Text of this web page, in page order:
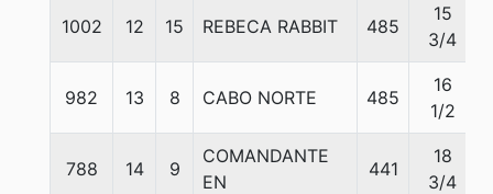
1002 12 15 REBECA RABBIT 485
15
3/4
982 13 8 CABO NORTE 485
16
1/2
788 14 9
COMANDANTE
EN
441
18
3/4